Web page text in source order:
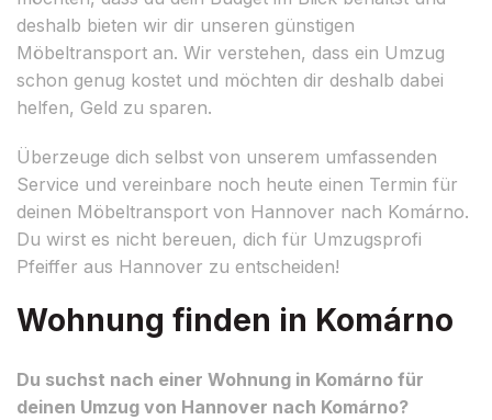
deshalb bieten wir dir unseren günstigen
Möbeltransport an. Wir verstehen, dass ein Umzug
schon genug kostet und möchten dir deshalb dabei
helfen, Geld zu sparen.
Überzeuge dich selbst von unserem umfassenden
Service und vereinbare noch heute einen Termin für
deinen Möbeltransport von Hannover nach Komárno.
Du wirst es nicht bereuen, dich für Umzugsprofi
Pfeiffer aus Hannover zu entscheiden!
Wohnung finden in Komárno
Du suchst nach einer Wohnung in Komárno für
deinen Umzug von Hannover nach Komárno?